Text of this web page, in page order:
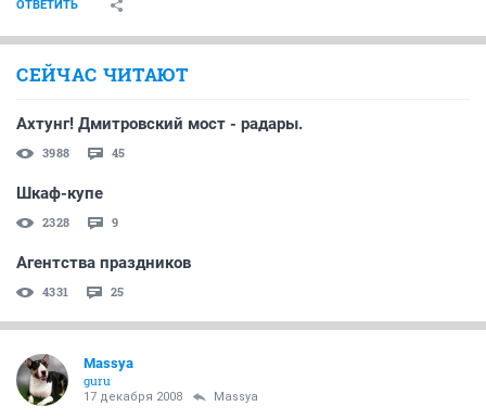
ОТВЕТИТЬ
СЕЙЧАС ЧИТАЮТ
Ахтунг! Дмитровский мост - радары.
3988 45
Шкаф-купе
2328 9
Агентства праздников
4331 25
Massya
guru
17 декабря 2008 Massya